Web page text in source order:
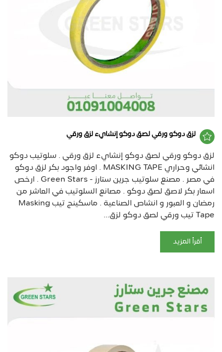
لزق دوكو ورقي لصق دوكو إنشايء لزق ورقي
لزق دوكو ورقي لصق دوكو إنشايء لزق ورقي . سلوتيب دوكو
انشائي وحراري MASKING TAPE . اوفر واجود بكر لزق دوكو
في مصر . مصنع سلوتيب جرين ستارز - Green Stars . ارخص
اسعار بكر لاصق لصق دوكو . مصانع السلوتيب في العاشر من
رمضان و العبور و انشاص الصناعية . ماسكينج تيب Masking
Tape تيب ورقي لصق دوكو لزق...
أقرأ المزيد